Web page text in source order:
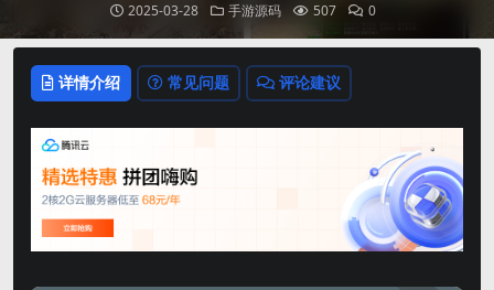
2025-03-28 手游源码 507 0
详情介绍 常见问题 评论建议